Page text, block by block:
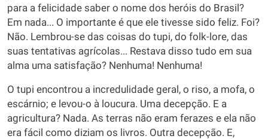
para a felicidade saber o nome dos heróis do Brasil?
Em nada... O importante é que ele tivesse sido feliz. Foi?
Não. Lembrou-se das coisas do tupi, do folk-lore, das
suas tentativas agrícolas... Restava disso tudo em sua
alma uma satisfação? Nenhuma! Nenhuma!
O tupi encontrou a incredulidade geral, o riso, a mofa, o
escárnio; e levou-o à loucura. Uma decepção. E a
agricultura? Nada. As terras não eram ferazes e ela não
era fácil como diziam os livros. Outra decepção. E,